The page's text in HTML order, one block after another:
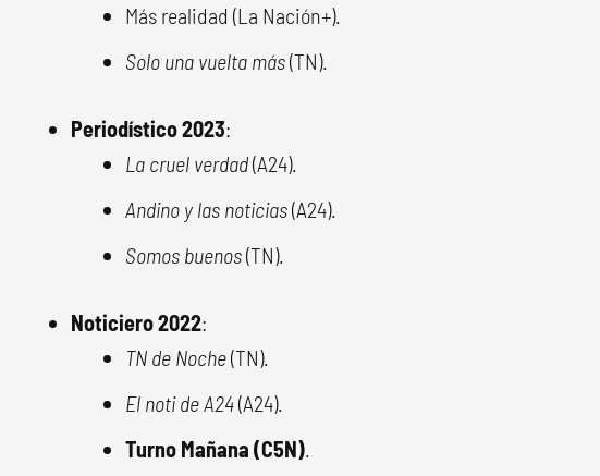
Más realidad (La Nación+).
Solo una vuelta más(TN).
Periodístico 2023:
La cruel verdad(A24).
Andino y las noticias(A24).
Somos buenos(TN).
Noticiero 2022:
TN de Noche(TN).
El noti de A24(A24).
Turno Mañana (C5N).